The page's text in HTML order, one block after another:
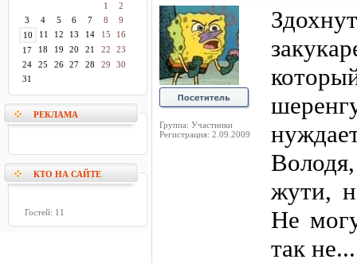
1
2
3
4 5 6 7 8
9
10
11 12 13 14 15
16
17
18 19 20 21 22
23
24
25 26 27 28 29
30
31
РЕКЛАМА
КТО НА САЙТЕ
Гостей: 11
Группа: Участники
Регистрация: 2.09.2009
жути,
Не
так